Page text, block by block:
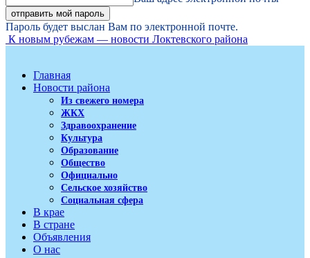
Пароль будет выслан Вам по электронной почте.
К новым рубежам — новости Локтевского района
Главная
Новости района
Из свежего номера
ЖКХ
Здравоохранение
Культура
Образование
Общество
Официально
Сельское хозяйство
Социальная сфера
В крае
В стране
Объявления
О нас